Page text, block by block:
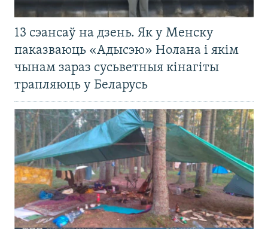
13 сэансаў на дзень. Як у Менску
паказваюць «Адысэю» Нолана і якім
чынам зараз сусьветныя кінагіты
трапляюць у Беларусь